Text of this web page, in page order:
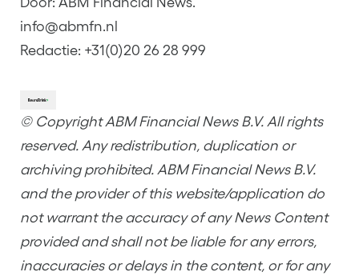
info@abmfn.nl
Redactie: +31(0)20 26 28 999
© Copyright ABM Financial News B.V. All rights
reserved. Any redistribution, duplication or
archiving prohibited. ABM Financial News B.V.
and the provider of this website/application do
not warrant the accuracy of any News Content
provided and shall not be liable for any errors,
inaccuracies or delays in the content, or for any